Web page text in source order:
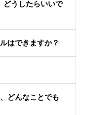
どうしたらいいで
はできますか？
どんなことでも